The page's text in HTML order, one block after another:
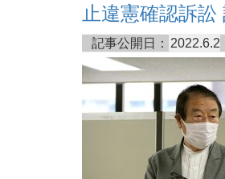
止違憲確認訴訟
記事公開日： 2022.6.2